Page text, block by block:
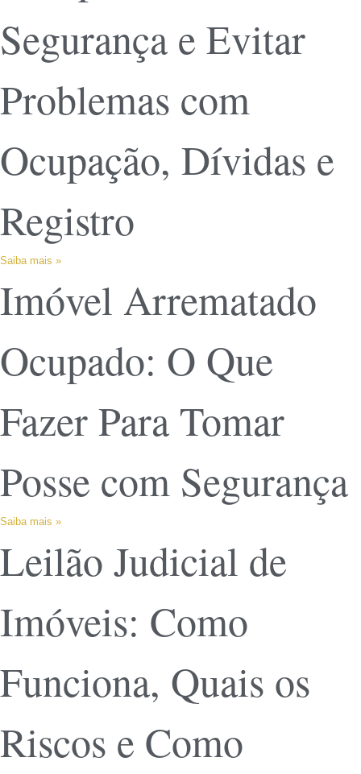
Segurança e Evitar
Problemas com
Ocupação, Dívidas e
Registro
Saiba mais »
Imóvel Arrematado
Ocupado: O Que
Fazer Para Tomar
Posse com Segurança
Saiba mais »
Leilão Judicial de
Imóveis: Como
Funciona, Quais os
Riscos e Como